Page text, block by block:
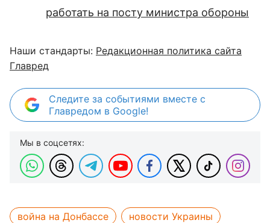
работать на посту министра обороны
Наши стандарты: Редакционная политика сайта
Главред
Следите за событиями вместе с
Главредом в Google!
Мы в соцсетях:
война на Донбассе
новости Украины